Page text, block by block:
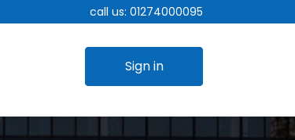
call us: 01274000095
Sign in